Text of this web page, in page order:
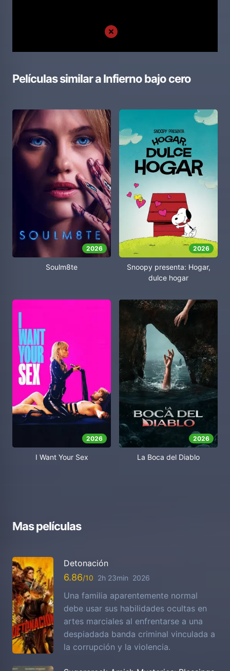
Películas similar aInfierno bajo cero
2026
Soulm8te
2026
Snoopy presenta: Hogar,
dulce hogar
2026
I Want Your Sex
2026
La Boca del Diablo
Mas películas
Detonación
6.86 2h 23min 2026
Una familia aparentemente normal
debe usar sus habilidades ocultas en
artes marciales al enfrentarse a una
despiadada banda criminal vinculada a
la corrupción y la violencia.